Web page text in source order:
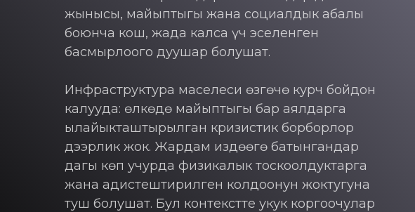
жынысы, майыптыгы жана социалдык абалы
боюнча кош, жада калса үч эселенген
басмырлоого дуушар болушат.
Инфраструктура маселеси өзгөчө курч бойдон
калууда: өлкөдө майыптыгы бар аялдарга
ылайыкташтырылган кризистик борборлор
дээрлик жок. Жардам издөөгө батынгандар
дагы көп учурда физикалык тоскоолдуктарга
жана адистештирилген колдоонун жоктугуна
туш болушат. Бул контекстте укук коргоочулар